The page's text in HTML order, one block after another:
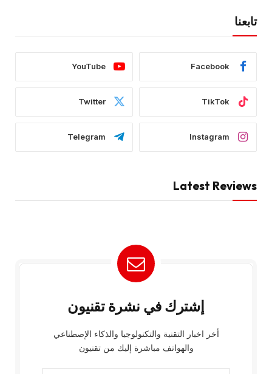
تابعنا
Facebook
YouTube
TikTok
Twitter
Instagram
Telegram
Latest Reviews
إشترك في نشرة تقنيون
أخر اخبار التقنية والتكنولوجيا والذكاء الإصطناعي
والهواتف مباشرة إليك من تقنيون